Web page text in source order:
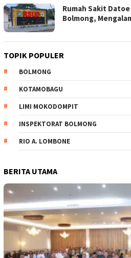
Rumah Sakit
Bolmong,
TOPIK POPULER
BOLMONG
KOTAMOBAGU
LIMI MOKODOMPIT
INSPEKTORAT BOLMONG
RIO A. LOMBONE
BERITA UTAMA